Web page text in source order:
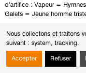
Nous collectons et traitons
suivant : system, tracking.
Accepter Refuser
d’artifice : Vapeur =
Galets = Jeune homme